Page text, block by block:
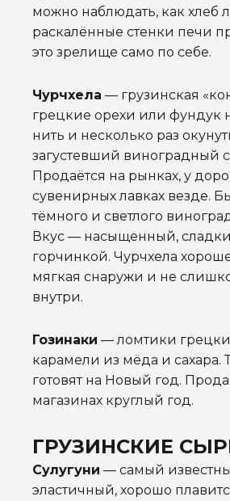
можно наблюдать, как хлеб
раскалённые стенки печи
это зрелище само по себе.
Чурчхела — грузинская
грецкие орехи или фундук
нить и несколько раз
загустевший виноградный
Продаётся на рынках, у
сувенирных лавках везде.
тёмного и светлого
Вкус — насыщенный,
горчинкой. Чурчхела
мягкая снаружи и не
внутри.
Гозинаки — ломтики
карамели из мёда и
готовят на Новый год.
магазинах круглый год.
ГРУЗИНСКИЕ
Сулугуни — самый
эластичный, хорошо